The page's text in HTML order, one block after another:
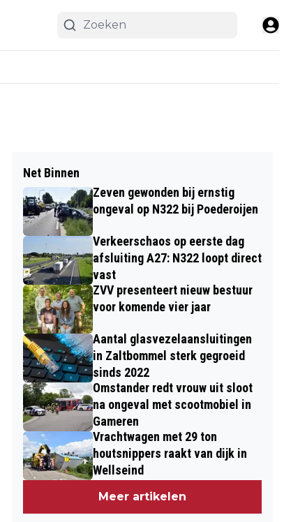
Net Binnen
Zeven gewonden bij ernstig
ongeval op N322 bij Poederoijen
Verkeerschaos op eerste dag
afsluiting A27: N322 loopt direct
vast
ZVV presenteert nieuw bestuur
voor komende vier jaar
Aantal glasvezelaansluitingen
in Zaltbommel sterk gegroeid
sinds 2022
Omstander redt vrouw uit sloot
na ongeval met scootmobiel in
Gameren
Vrachtwagen met 29 ton
houtsnippers raakt van dijk in
Wellseind
Meer artikelen